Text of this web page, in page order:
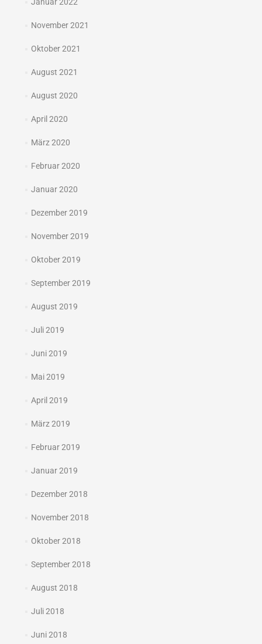
November 2021
Oktober 2021
August 2021
August 2020
April 2020
März 2020
Februar 2020
Januar 2020
Dezember 2019
November 2019
Oktober 2019
September 2019
August 2019
Juli 2019
Juni 2019
Mai 2019
April 2019
März 2019
Februar 2019
Januar 2019
Dezember 2018
November 2018
Oktober 2018
September 2018
August 2018
Juli 2018
Juni 2018